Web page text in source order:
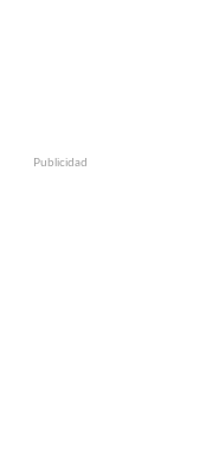
Publicidad